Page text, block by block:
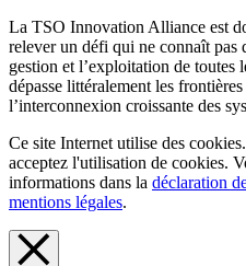
La TSO Innovation Alliance est
relever un défi qui ne connaît pas
gestion et l’exploitation de toutes
dépasse littéralement les
l’interconnexion croissante des
Ce site Internet utilise des
acceptez l'utilisation de cookies.
informations dans la déclaration
mentions légales.